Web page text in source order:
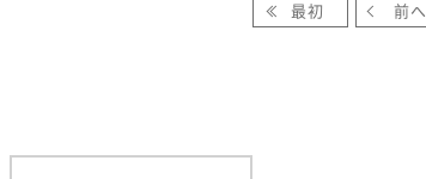
最初 前へ